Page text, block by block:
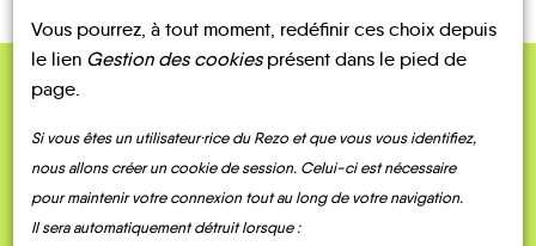
QUELQUES
Témoignages
Vous pourrez, à tout moment, redéfinir ces choix depuis
le lien Gestion des cookiesprésent dans le pied de
page.
Si vous êtes un utilisateur·rice du Rezo et que vous vous identifiez,
nous allons créer un cookie de session. Celui-ci est nécessaire
pour maintenir votre connexion tout au long de votre navigation.
Il sera automatiquement détruit lorsque :